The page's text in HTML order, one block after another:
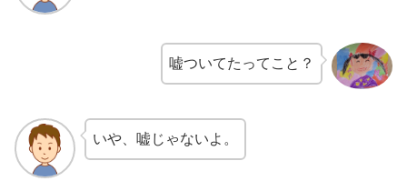
嘘ついてたってこと？
いや、嘘じゃないよ。